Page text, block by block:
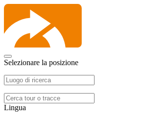
Selezionare la posizione
Lingua